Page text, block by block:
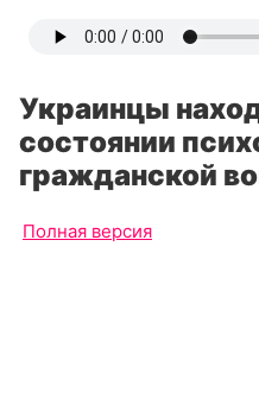
Украинцы
состоянии
гражданской
Полная версия